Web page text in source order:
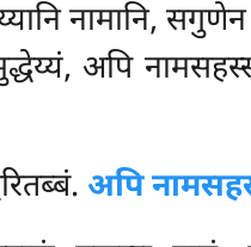
नामानि,
अपि
अपि